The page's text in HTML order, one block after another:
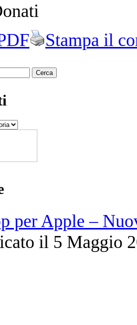
Stampa il
per Apple –
il 5 Maggio